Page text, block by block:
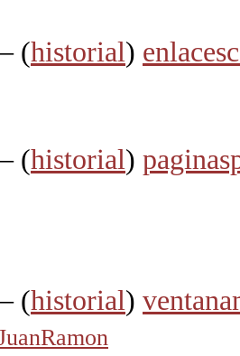
(historial)
(historial)
(historial)